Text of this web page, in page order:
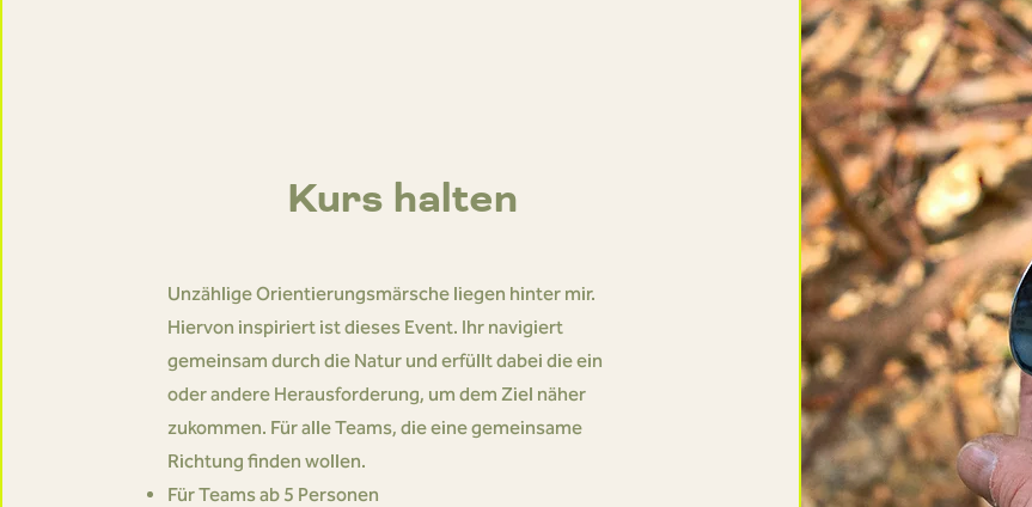
Kurs halten
Unzählige Orientierungsmärsche liegen hinter mir.
Hiervon inspiriert ist dieses Event. Ihr navigiert
gemeinsam durch die Natur und erfüllt dabei die ein
oder andere Herausforderung, um dem Ziel näher
zukommen. Für alle Teams, die eine gemeinsame
Richtung finden wollen.
Für Teams ab 5 Personen